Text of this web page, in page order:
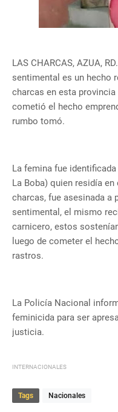
LAS CHARCAS, AZUA,
sentimental es un hecho
charcas en esta
cometió el hecho
rumbo tomó.
La femina fue
La Boba) quien residía
charcas, fue asesinada a
sentimental, el mismo
carnicero, estos
luego de cometer el
rastros.
La Policía Nacional
feminicida para ser
justicia.
INTERNACIONALES
Tags Nacionales